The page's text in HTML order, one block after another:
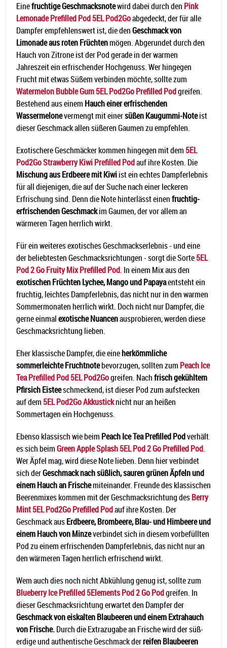
Einefruchtige Geschmacksnotewird dabei durch den Pink
Lemonade Prefilled Pod 5EL Pod2Goabgedeckt, der für alle
Dampfer empfehlenswert ist, die denGeschmack von
Limonade aus roten Früchtenmögen. Abgerundet durch den
Hauch von Zitrone ist der Pod gerade in der warmen
Jahreszeit ein erfrischender Hochgenuss. Wer hingegen
Frucht mit etwas Süßem verbinden möchte, sollte zum
Watermelon Bubble Gum 5EL Pod2Go Prefilled Podgreifen.
Bestehend aus einem Hauch einer erfrischenden
Wassermelonevermengt mit einersüßen Kaugummi-Noteist
dieser Geschmack allen süßeren Gaumen zu empfehlen.
Exotischere Geschmäcker kommen hingegen mit dem 5EL
Pod2Go Strawberry Kiwi Prefilled Podauf ihre Kosten. Die
Mischung aus Erdbeere mit Kiwiist ein echtes Dampferlebnis
für all diejenigen, die auf der Suche nach einer leckeren
Erfrischung sind. Denn die Note hinterlässt einenfruchtig-
erfrischenden Geschmackim Gaumen, der vor allem an
wärmeren Tagen herrlich wirkt.
Für ein weiteres exotisches Geschmackserlebnis - und eine
der beliebtesten Geschmacksrichtungen - sorgt die Sorte5EL
Pod 2 Go Fruity Mix Prefilled Pod. In einem Mix aus den
exotischen Früchten Lychee, Mango und Papayaentsteht ein
fruchtig, leichtes Dampferlebnis, das nicht nur in den warmen
Sommermonaten herrlich wirkt. Doch nicht nur Dampfer, die
gerne einmalexotische Nuancenausprobieren, werden diese
Geschmacksrichtung lieben.
Eher klassische Dampfer, die eineherkömmliche
sommerleichte Fruchtnotebevorzugen, sollten zum Peach Ice
Tea Prefilled Pod 5EL Pod2Gogreifen. Nachfrisch gekühltem
Pfirsich Eisteeschmeckend, ist dieser Pod zum aufstecken
auf dem 5EL Pod2Go Akkusticknicht nur an heißen
Sommertagen ein Hochgenuss.
Ebenso klassisch wie beim Peach Ice Tea Prefilled Podverhält
es sich beimGreen Apple Splash 5EL Pod 2 Go Prefilled Pod.
Wer Äpfel mag, wird diese Note lieben. Denn hier verbindet
sich derGeschmack nach süßlich, sauren grünen Äpfeln und
einem Hauch an Frischemiteinander. Freunde des klassischen
Beerenmixes kommen mit der Geschmacksrichtung desBerry
Mint 5EL Pod2Go Prefilled Podauf ihre Kosten. Der
Geschmack ausErdbeere, Brombeere, Blau- und Himbeere und
einem Hauch von Minzeverbindet sich in diesem vorbefüllten
Pod zu einem erfrischenden Dampferlebnis, das nicht nur an
den wärmeren Tagen herrlich erfrischend wirkt.
Wem auch dies noch nicht Abkühlung genug ist, sollte zum
Blueberry Ice Prefilled 5Elements Pod 2 Go Podgreifen. In
dieser Geschmacksrichtung erwartet den Dampfer der
Geschmack von eiskalten Blaubeeren und einem Extrahauch
von Frische.Durch die Extrazugabe an Frische wird der süß-
erdige und authentische Geschmack derreifen Blaubeeren